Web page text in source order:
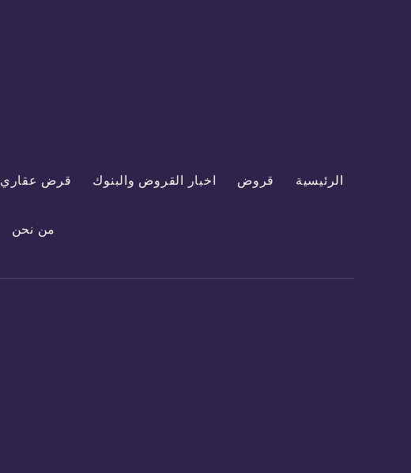
الرئيسية قروض اخبار القروض والبنوك قرض عقاري
من نحن